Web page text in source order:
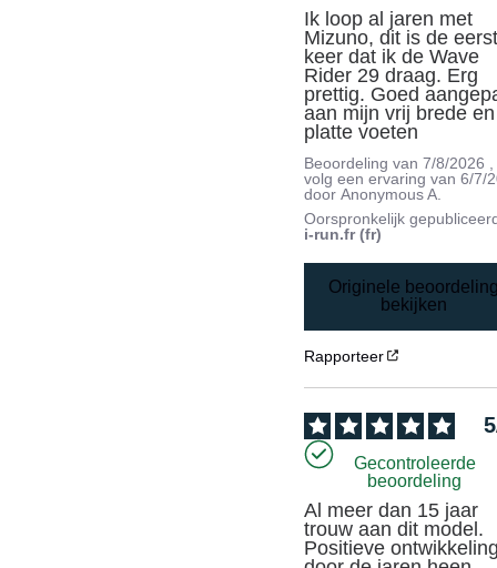
Ik loop al jaren met
Mizuno, dit is de
keer dat ik de Wave
Rider 29 draag. Erg
prettig. Goed
aan mijn vrij brede en
platte voeten
Beoordeling van7/8/2026
volg een ervaring van6/7/
doorAnonymous A.
Oorspronkelijk
i-run.fr (fr)
Originele
bekijken
Rapporteer
5
Gecontroleerde
beoordeling
Al meer dan 15 jaar
trouw aan dit model.
Positieve